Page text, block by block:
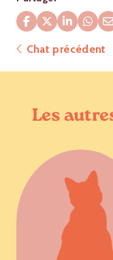
Chat précédent
Les